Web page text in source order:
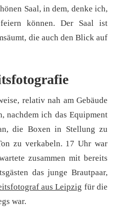
Saal, in dem, denke ich,
können. Der Saal ist
die auch den Blick auf
relativ nah am Gebäude
nachdem ich das Equipment
die Boxen in Stellung zu
zu verkabeln. 17 Uhr war
zusammen mit bereits
das junge Brautpaar,
aus Leipzig für die
war.